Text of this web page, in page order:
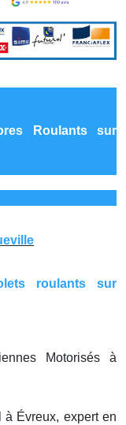
Roulants sur
roulants sur
Motorisés à
Évreux, expert en